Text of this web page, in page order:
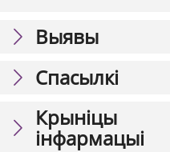
Выявы
Спасылкі
Крыніцы
інфармацыі